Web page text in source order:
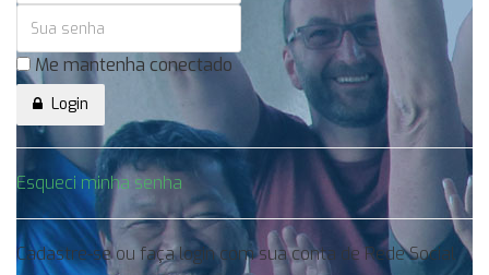
Me mantenha conectado
Login
Esqueci minha senha
Cadastre-se ou faça login com sua conta de Rede Social